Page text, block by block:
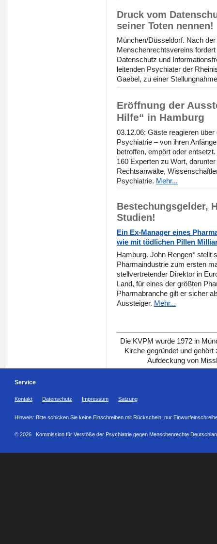
Druck vom
seiner Toten nennen!
München/Düsseldorf. Nach
Menschenrechtsvereins
Datenschutz und
leitenden Psychiater der
Gaebel, zu einer
Eröffnung der
Hilfe“ in Hamburg
03.12.06: Gäste reagieren
Psychiatrie – von ihren
betroffen, empört oder
160 Experten zu Wort,
Rechtsanwälte,
Psychiatrie. Mehr...
Bestechungsgelder,
Studien!
Ein Ex-Manager eines
wie mit tödlichen Pillen
Hamburg. John Rengen* stellt
Pharmaindustrie zum ersten
stellvertretender Direktor in
Land, für eines der größten
Pharmabranche gilt er sicher
Aussteiger. Mehr...
Die KVPM wurde 1972 in
Kirche gegründet und
Aufdeckung von
Service
Kontakt Datenschutz Impressum Satzung
Hinweis: Bitte schicken Sie keine Einschreiben mit Rückschein, nur
© 2026 Kommission für Verstöße der Psychiatrie gegen Menschenrechte